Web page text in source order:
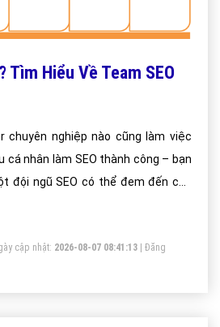
Tìm Hiểu Về Team SEO
chuyên nghiệp nào cũng làm việc
cá nhân làm SEO thành công – bạn
đội ngũ SEO có thể đem đến cho
cập nhật: 2026-08-07 08:41:13
Đăng